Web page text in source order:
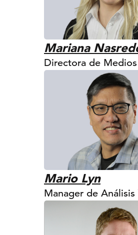
Mariana
Directora de
Mario Lyn
Manager de Análisis